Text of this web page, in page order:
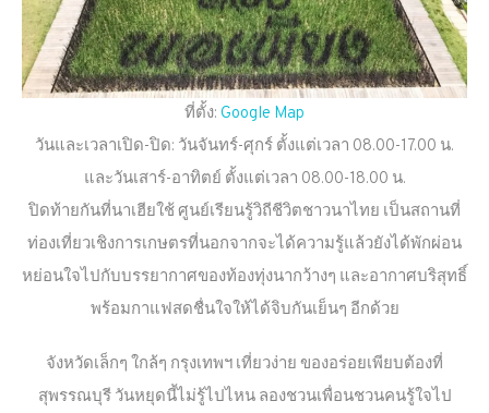
ที่ตั้ง: Google Map
วันและเวลาเปิด-ปิด: วันจันทร์-ศุกร์ ตั้งแต่เวลา 08.00-17.00 น.
และวันเสาร์-อาทิตย์ ตั้งแต่เวลา 08.00-18.00 น.
ปิดท้ายกันที่นาเฮียใช้ ศูนย์เรียนรู้วิถีชีวิตชาวนาไทย เป็นสถานที่
ท่องเที่ยวเชิงการเกษตรที่นอกจากจะได้ความรู้แล้วยังได้พักผ่อน
หย่อนใจไปกับบรรยากาศของท้องทุ่งนากว้างๆ และอากาศบริสุทธิ์
พร้อมกาแฟสดชื่นใจให้ได้จิบกันเย็นๆ อีกด้วย
จังหวัดเล็กๆ ใกล้ๆ กรุงเทพฯ เที่ยวง่าย ของอร่อยเพียบต้องที่
สุพรรณบุรี วันหยุดนี้ไม่รู้ไปไหน ลองชวนเพื่อนชวนคนรู้ใจไป